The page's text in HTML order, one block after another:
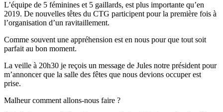
L’équipe de 5 féminines et 5 gaillards, est plus importante qu’en
2019. De nouvelles têtes du CTG participent pour la première fois à
l’organisation d’un ravitaillement.
Comme souvent une appréhension est en nous pour que tout soit
parfait au bon moment.
La veille à 20h30 je reçois un message de Jules notre président pour
m’annoncer que la salle des fêtes que nous devions occuper est
prise.
Malheur comment allons-nous faire ?